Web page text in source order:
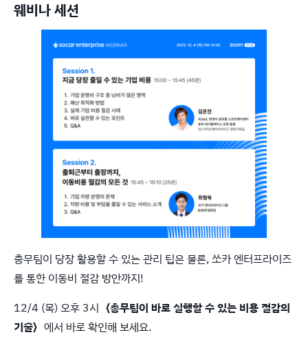
웨비나 세션
총무팀이 당장 활용할 수 있는 관리 팁은 물론, 쏘카 엔터프라이즈
를 통한 이동비 절감 방안까지!
12/4 (목) 오후 3시 〈총무팀이 바로 실행할 수 있는 비용 절감의
기술〉 에서 바로 확인해 보세요.